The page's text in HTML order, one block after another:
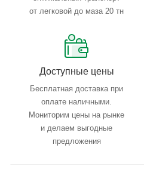
от легковой до маза 20 тн
Доступные цены
Бесплатная доставка при
оплате наличными.
Мониторим цены на рынке
и делаем выгодные
предложения